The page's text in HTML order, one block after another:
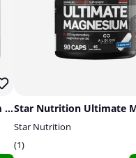
4 x SOLID Nutrition Magnesium Complex, 90 caps
Star Nutrition
1